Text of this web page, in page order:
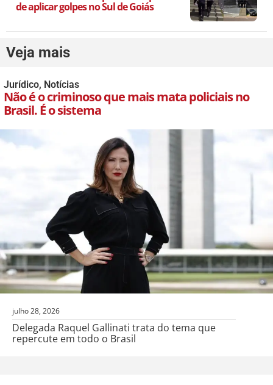
de aplicar golpes no Sul de Goiás
Veja mais
Jurídico, Notícias
Não é o criminoso que mais mata policiais no
Brasil. É o sistema
julho 28, 2026
Delegada Raquel Gallinati trata do tema que
repercute em todo o Brasil